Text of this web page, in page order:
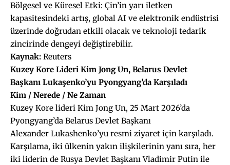
Bölgesel ve Küresel Etki: Çin’in yarı iletken
kapasitesindeki artış, global AI ve elektronik endüstrisi
üzerinde doğrudan etkili olacak ve teknoloji tedarik
zincirinde dengeyi değiştirebilir.
Kaynak: Reuters
Kuzey Kore Lideri Kim JongUn, Belarus Devlet
Başkanı Lukaşenko’yu Pyongyang’da Karşıladı
Kim / Nerede / Ne Zaman
Kuzey Kore lideri Kim Jong Un, 25 Mart 2026’da
Pyongyang’da Belarus Devlet Başkanı
Alexander Lukashenko’yu resmi ziyaret için karşıladı.
Karşılama, iki ülkenin yakın ilişkilerinin yanı sıra, her
iki liderin de Rusya Devlet Başkanı Vladimir Putin ile